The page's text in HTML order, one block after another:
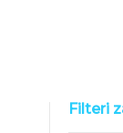
Filteri